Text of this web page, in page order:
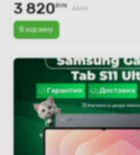
В корзину
3 820BYN 4590